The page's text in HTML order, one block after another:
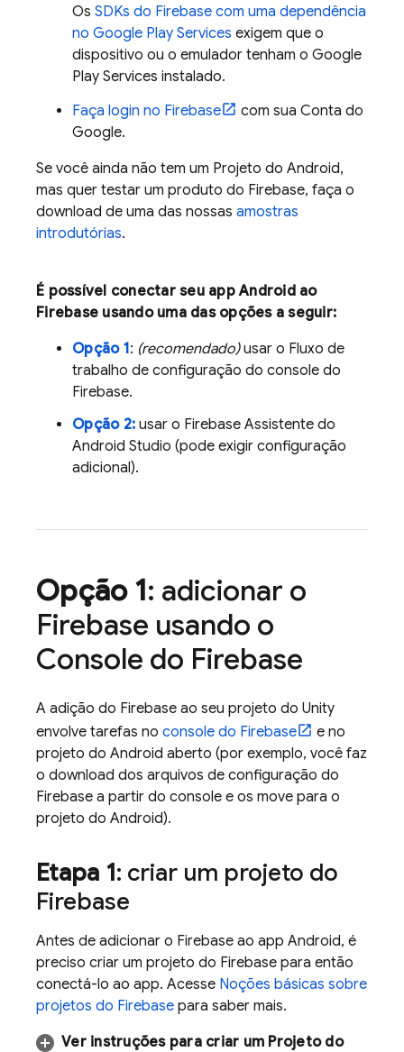
Os SDKs do Firebase com uma dependência
no Google Play Services exigem que o
dispositivo ou o emulador tenham o Google
Play Services instalado.
Faça login no Firebase
com sua Conta do
Google.
Se você ainda não tem um Projeto do Android,
mas quer testar um produto do Firebase, faça o
download de uma das nossas amostras
introdutórias.
É possível conectar seu app Android ao
Firebase usando uma das opções a seguir:
Opção 1: (recomendado)usar o Fluxo de
trabalho de configuração do console do
Firebase.
Opção 2: usar o Firebase Assistente do
Android Studio (pode exigir configuração
adicional).
Opção 1: adicionar o
Firebase usando o
Console do Firebase
A adição do Firebase ao seu projeto do Unity
envolve tarefas no console do Firebase
e no
projeto do Android aberto (por exemplo, você faz
o download dos arquivos de configuração do
Firebase a partir do console e os move para o
projeto do Android).
Etapa 1: criar um projeto do
Firebase
Antes de adicionar o Firebase ao app Android, é
preciso criar um projeto do Firebase para então
conectá-lo ao app. Acesse Noções básicas sobre
projetos do Firebase para saber mais.
Ver instruções para criar um Projeto do